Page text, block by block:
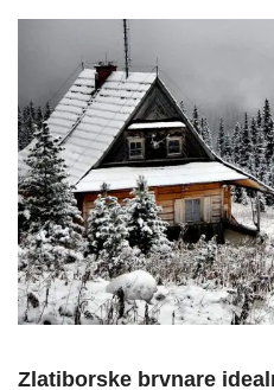
Zlatiborske brvnare